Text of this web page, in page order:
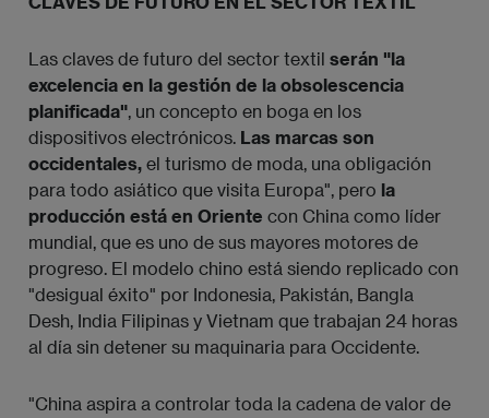
Las claves de futuro del sector textil serán "la
excelencia en la gestión de la obsolescencia
planificada", un concepto en boga en los
dispositivos electrónicos. Las marcas son
occidentales, el turismo de moda, una obligación
para todo asiático que visita Europa", pero la
producción está en Oriente con China como líder
mundial, que es uno de sus mayores motores de
progreso. El modelo chino está siendo replicado con
"desigual éxito" por Indonesia, Pakistán, Bangla
Desh, India Filipinas y Vietnam que trabajan 24 horas
al día sin detener su maquinaria para Occidente.
"China aspira a controlar toda la cadena de valor de